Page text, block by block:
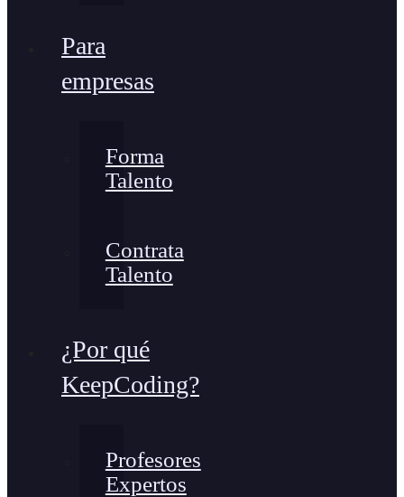
Para
empresas
Forma
Talento
Contrata
Talento
¿Por qué
KeepCoding?
Profesores
Expertos